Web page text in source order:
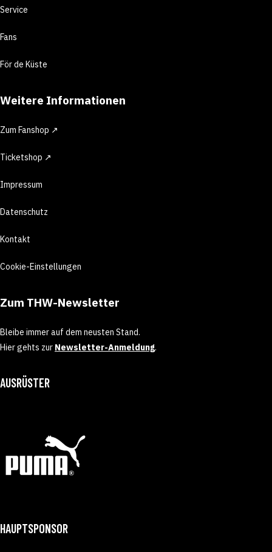
Service
Fans
För de Küste
Weitere Informationen
Zum Fanshop ↗
Ticketshop ↗
Impressum
Datenschutz
Kontakt
Cookie-Einstellungen
Zum THW-Newsletter
Bleibe immer auf dem neusten Stand.
Hier gehts zur Newsletter-Anmeldung.
AUSRÜSTER
HAUPTSPONSOR